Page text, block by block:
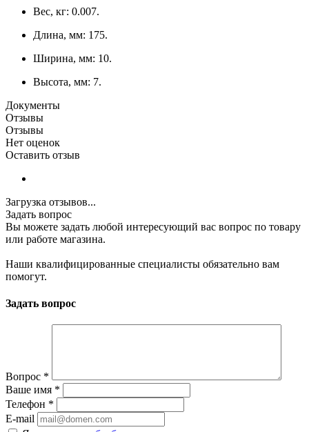
Вес, кг: 0.007.
Длина, мм: 175.
Ширина, мм: 10.
Высота, мм: 7.
Документы
Отзывы
Отзывы
Нет оценок
Оставить отзыв
Загрузка отзывов...
Задать вопрос
Вы можете задать любой интересующий вас вопрос по товару
или работе магазина.
Наши квалифицированные специалисты обязательно вам
помогут.
Задать вопрос
Вопрос *
Ваше имя *
Телефон *
E-mail